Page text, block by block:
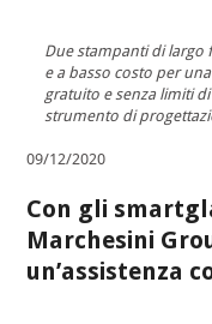
Due stampanti di largo
e a basso costo per
gratuito e senza limiti
strumento di
09/12/2020
Con gli
Marchesini
un’assistenza